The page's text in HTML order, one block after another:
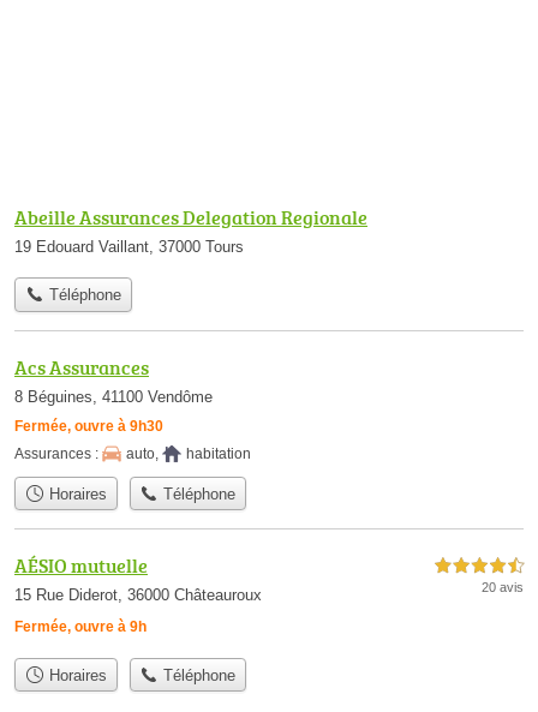
Abeille Assurances Delegation Regionale
19 Edouard Vaillant, 37000 Tours
Téléphone
Acs Assurances
8 Béguines, 41100 Vendôme
Fermée, ouvre à 9h30
Assurances :
auto habitation
Horaires Téléphone
AÉSIO mutuelle
15 Rue Diderot, 36000 Châteauroux
Fermée, ouvre à 9h
4,5 étoiles sur 5
20 avis
Horaires Téléphone